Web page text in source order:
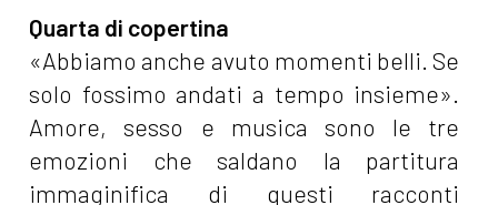
Quarta di copertina
«Abbiamo anche avuto momenti belli. Se
solo fossimo andati a tempo insieme».
Amore, sesso e musica sono le tre
emozioni che saldano la partitura
immaginifica di questi racconti